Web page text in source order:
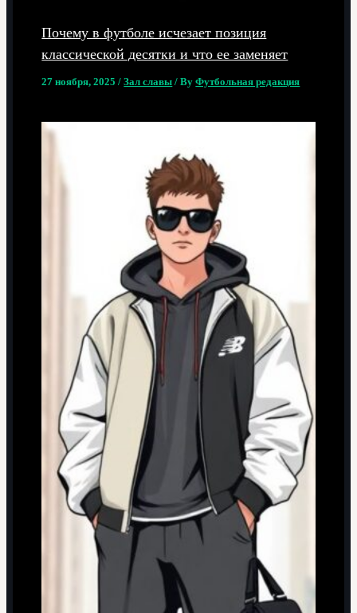
Почему в футболе исчезает позиция
классической десятки и что ее заменяет
27 ноября, 2025/Зал славы / ByФутбольная редакция